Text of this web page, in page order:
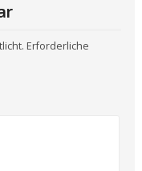
Erforderliche